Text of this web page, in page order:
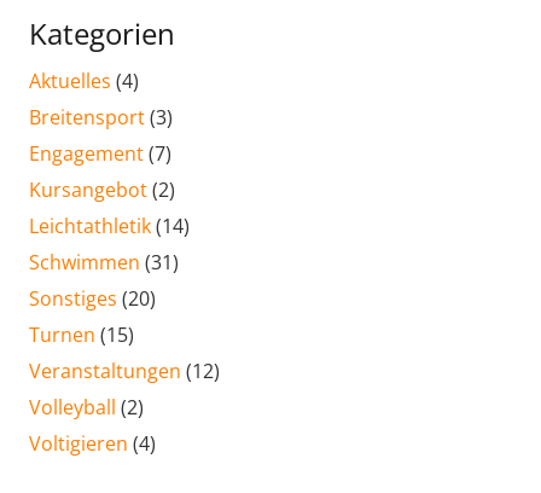
Kategorien
Aktuelles (4)
Breitensport(3)
Engagement(7)
Kursangebot(2)
Leichtathletik(14)
Schwimmen (31)
Sonstiges (20)
Turnen (15)
Veranstaltungen (12)
Volleyball (2)
Voltigieren (4)